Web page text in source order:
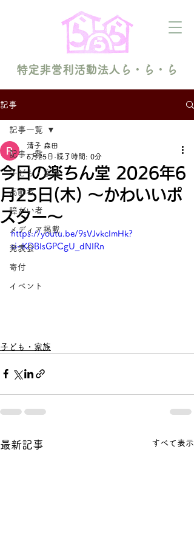
特定非営利活動法人ら・ら・ら
記事
記事一覧
子ども・家族
高齢者
障がい者
メディア掲載
発表会
寄付
イベント
記事一覧
今日の楽ちん堂 2026年6
月25日(木) 〜かわいいポ
スター〜
清子 森田
6月25日 読了時間: 0分
https://youtu.be/9sVJvkclmHk?
si=KDBlsGPCgU_dNIRn
子ども・家族
最新記事 すべて表示